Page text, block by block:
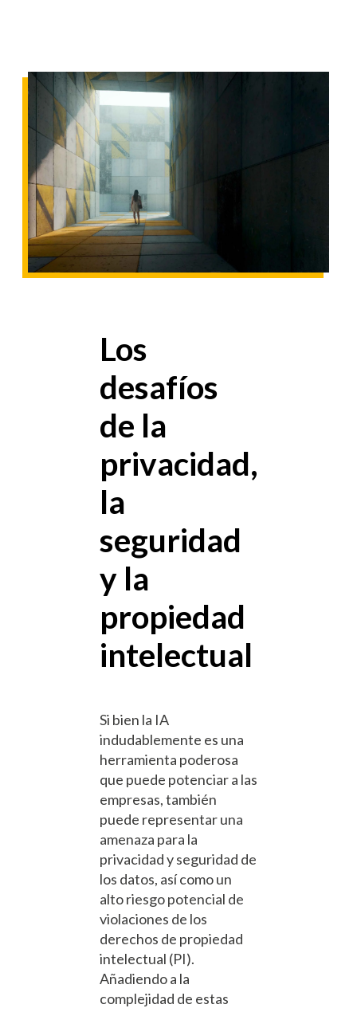
Los
desafíos
de la
privacidad,
la
seguridad
y la
propiedad
intelectual
Si bien la IA
indudablemente es una
herramienta poderosa
que puede potenciar a las
empresas, también
puede representar una
amenaza para la
privacidad y seguridad de
los datos, así como un
alto riesgo potencial de
violaciones de los
derechos de propiedad
intelectual (PI).
Añadiendo a la
complejidad de estas